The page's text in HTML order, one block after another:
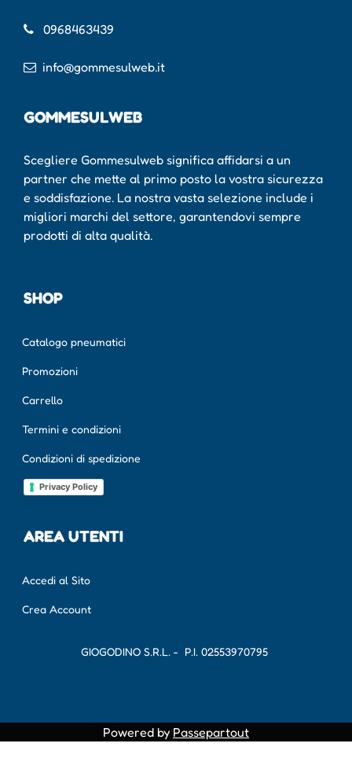
0968463439
info@gommesulweb.it
GOMMESULWEB
Scegliere Gommesulweb significa affidarsi a un
partner che mette al primo posto la vostra sicurezza
e soddisfazione. La nostra vasta selezione include i
migliori marchi del settore, garantendovi sempre
prodotti di alta qualità.
SHOP
Catalogo pneumatici
Promozioni
Carrello
Termini e condizioni
Condizioni di spedizione
Privacy Policy
AREA UTENTI
Accedi al Sito
Crea Account
GIOGODINO S.R.L. - P.I. 02553970795
Powered by Passepartout